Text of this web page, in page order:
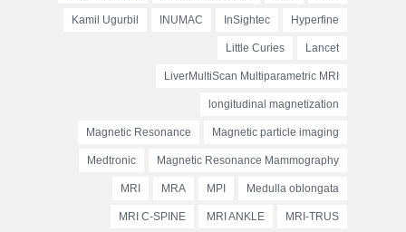
Hyperfine
InSightec
INUMAC
Kamil Ugurbil
Lancet
Little Curies
LiverMultiScan Multiparametric MRI
longitudinal magnetization
Magnetic particle imaging
Magnetic Resonance
Magnetic Resonance Mammography
Medtronic
Medulla oblongata
MPI
MRA
MRI
MRI-TRUS
MRI ANKLE
MRI C-SPINE